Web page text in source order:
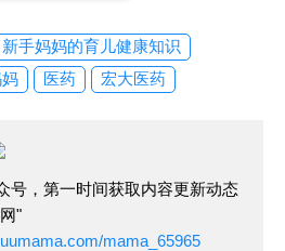
新手妈妈的育儿健康知识
医药 宏大医药
号，第一时间获取内容更新动态
"
mama_65965